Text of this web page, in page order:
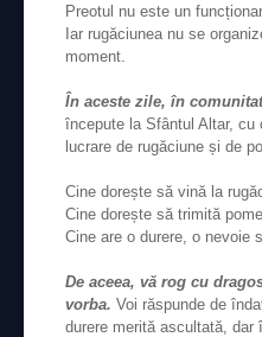
Preotul nu este un
Iar rugăciunea nu se
moment.
În aceste zile, în
începute la Sfântul Altar,
lucrare de rugăciune și de
Cine dorește să vină la
Cine dorește să trimită
Cine are o durere, o nevoie
De aceea, vă rog cu
vorba. Voi răspunde de
durere merită ascultată,